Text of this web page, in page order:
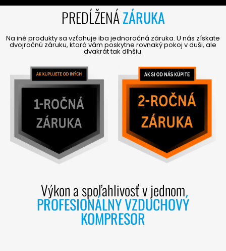
PREDĹŽENÁZÁRUKA
Na iné produkty sa vzťahuje iba jednoročná záruka. U nás získate
dvojročnú záruku, ktorá vám poskytne rovnaký pokoj v duši, ale
dvakrát tak dlhšiu.
Výkon a spoľahlivosť v jednom
PROFESIONÁLNY VZDUCHOVÝ
KOMPRESOR